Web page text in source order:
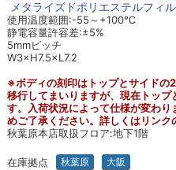
メタライズドポリエステルフィ
使用温度範囲:-55～+100℃
静電容量許容差:±5%
5mmピッチ
W3×H7.5×L7.2
※ボディの刻印はトップとサイドの
移行してまいりますが、現在トッ
す。入荷状況によって仕様が変わ
めご了承ください。詳しくはリン
秋葉原本店取扱フロア:地下1階
在庫拠点 秋葉原 大阪